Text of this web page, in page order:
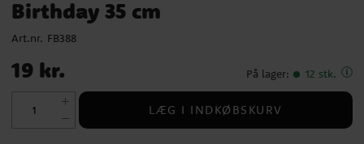
Birthday 35 cm
Art.nr. FB388
Pris: 19 kr.
19 kr. På lager: 12 stk.
LÆG I INDKØBSKURV